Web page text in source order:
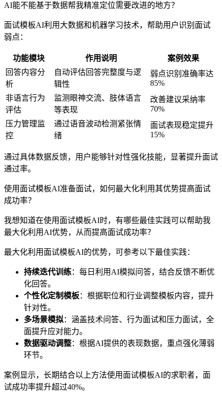
AI能不能基于数据帮我精准定位需要改进的地方？
面试模板AI利用大数据和机器学习技术，帮助用户识别面试
弱点：
功能模块 作用说明
案例效果
回答内容分
析
自动评估回答完整度与逻
辑性
弱点识别准确率达
85%
非语言行为
评估
监测眼神交流、肢体语言
等表现
改善建议采纳率
70%
压力管理监
控
通过语音波动检测紧张情
绪
面试表现稳定提升
15%
通过具体数据反馈，用户能够针对性强化技能，显著提升面试
通过率。
使用面试模板AI准备面试，如何最大化利用其优势提高面试
成功率？
我想知道在使用面试模板AI时，有哪些最佳实践可以帮助我
最大化利用AI优势，从而提高面试成功率？
最大化利用面试模板AI的优势，可参考以下最佳实践：
持续迭代训练：每日利用AI模拟问答，结合反馈不断优
化回答。
个性化定制模板：根据职位和行业调整模板内容，提升
针对性。
多场景模拟：涵盖技术问答、行为面试和压力面试，全
面提升应对能力。
数据驱动调整：根据AI提供的表现数据，重点强化薄弱
环节。
案例显示，长期结合以上方法使用面试模板AI的求职者，面
试成功率提升超过40%。